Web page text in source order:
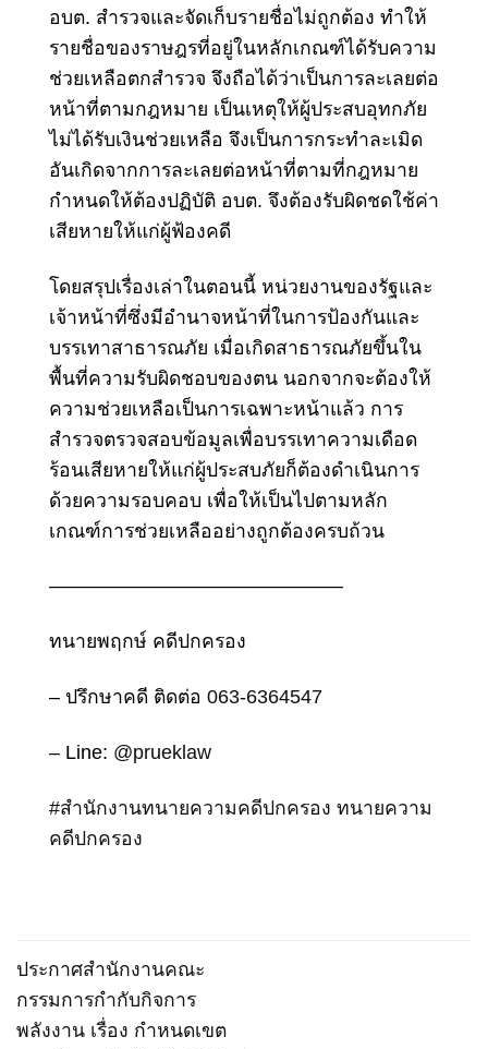
อบต. สำรวจและจัดเก็บรายชื่อไม่ถูกต้อง ทำให้
รายชื่อของราษฎรที่อยู่ในหลักเกณฑ์ได้รับความ
ช่วยเหลือตกสำรวจ จึงถือได้ว่าเป็นการละเลยต่อ
หน้าที่ตามกฎหมาย เป็นเหตุให้ผู้ประสบอุทกภัย
ไม่ได้รับเงินช่วยเหลือ จึงเป็นการกระทำละเมิด
อันเกิดจากการละเลยต่อหน้าที่ตามที่กฎหมาย
กำหนดให้ต้องปฏิบัติ อบต. จึงต้องรับผิดชดใช้ค่า
เสียหายให้แก่ผู้ฟ้องคดี
โดยสรุปเรื่องเล่าในตอนนี้ หน่วยงานของรัฐและ
เจ้าหน้าที่ซึ่งมีอำนาจหน้าที่ในการป้องกันและ
บรรเทาสาธารณภัย เมื่อเกิดสาธารณภัยขึ้นใน
พื้นที่ความรับผิดชอบของตน นอกจากจะต้องให้
ความช่วยเหลือเป็นการเฉพาะหน้าแล้ว การ
สำรวจตรวจสอบข้อมูลเพื่อบรรเทาความเดือด
ร้อนเสียหายให้แก่ผู้ประสบภัยก็ต้องดำเนินการ
ด้วยความรอบคอบ เพื่อให้เป็นไปตามหลัก
เกณฑ์การช่วยเหลืออย่างถูกต้องครบถ้วน
———————————————
ทนายพฤกษ์ คดีปกครอง
– ปรึกษาคดี ติดต่อ 063-6364547
– Line: @prueklaw
#สำนักงานทนายความคดีปกครอง ทนายความ
คดีปกครอง
ประกาศสำนักงานคณะ
กรรมการกำกับกิจการ
พลังงาน เรื่อง กำหนดเขต